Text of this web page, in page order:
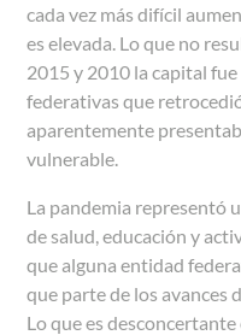
cada vez más difícil
es elevada. Lo que no
2015 y 2010 la capital
federativas que
aparentemente
vulnerable.
La pandemia representó
de salud, educación y
que alguna entidad
que parte de los avances
Lo que es